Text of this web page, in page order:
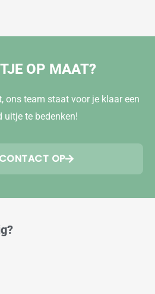
OP MAAT?
ons team staat voor je klaar een
uitje te bedenken!
OP